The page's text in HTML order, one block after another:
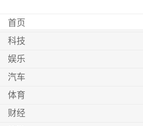
首页
科技
娱乐
汽车
体育
财经